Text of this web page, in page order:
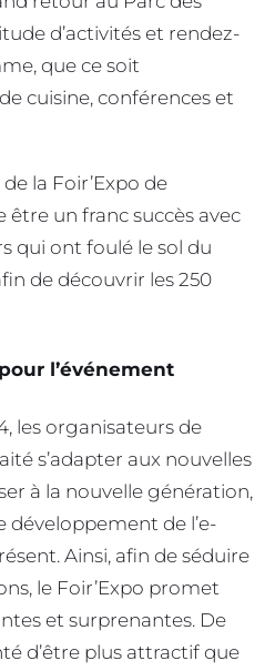
d’activités et rendez-
que ce soit
cuisine, conférences et
la Foir’Expo de
être un franc succès avec
qui ont foulé le sol du
de découvrir les 250
l’événement
les organisateurs de
s’adapter aux nouvelles
à la nouvelle génération,
développement de l’e-
Ainsi, afin de séduire
le Foir’Expo promet
et surprenantes. De
d’être plus attractif que